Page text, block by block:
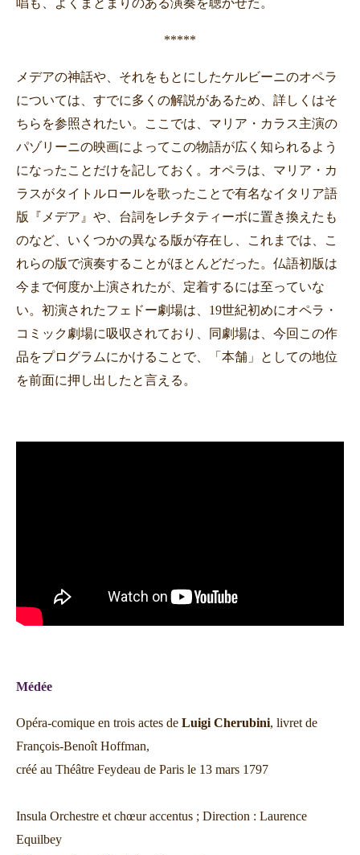
唱も、よくまとまりのある演奏を聴かせた。
*****
メデアの神話や、それをもとにしたケルビーニのオペラ
については、すでに多くの解説があるため、詳しくはそ
ちらを参照されたい。ここでは、マリア・カラス主演の
パゾリーニの映画によってこの物語が広く知られるよう
になったことだけを記しておく。オペラは、マリア・カ
ラスがタイトルロールを歌ったことで有名なイタリア語
版『メデア』や、台詞をレチタティーボに置き換えたも
のなど、いくつかの異なる版が存在し、これまでは、こ
れらの版で演奏することがほとんどだった。仏語初版は
今まで何度か上演されたが、定着するには至っていな
い。初演されたフェドー劇場は、 19世紀初めにオペラ・
コミック劇場に吸収されており、同劇場は、今回この作
品をプログラムにかけることで、「本舗」としての地位
を前面に押し出したと言える。
Médée
Opéra-comique en trois actes de Luigi Cherubini, livret de
François-Benoît Hoffman,
créé au Théâtre Feydeau de Paris le 13 mars 1797
Insula Orchestre et chœur accentus ; Direction : Laurence
Equilbey